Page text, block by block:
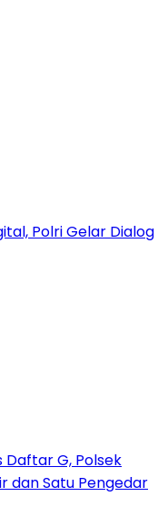
Polri Gelar Dialog
G, Polsek
dan Satu Pengedar